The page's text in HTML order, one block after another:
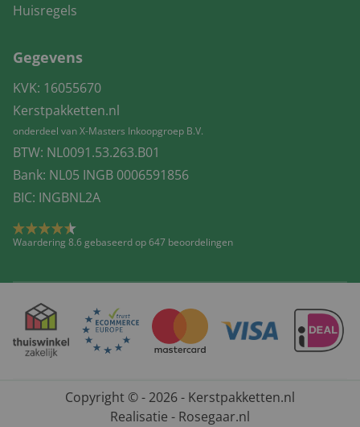
Huisregels
Gegevens
KVK: 16055670
Kerstpakketten.nl
onderdeel van X-Masters Inkoopgroep B.V.
BTW: NL0091.53.263.B01
Bank: NL05 INGB 0006591856
BIC: INGBNL2A
Waardering 8.6 gebaseerd op 647 beoordelingen
Copyright © - 2026 - Kerstpakketten.nl
Realisatie - Rosegaar.nl